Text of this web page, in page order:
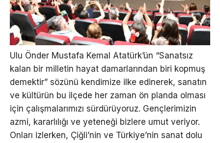
Ulu Önder Mustafa Kemal Atatürk’ün “Sanatsız
kalan bir milletin hayat damarlarından biri kopmuş
demektir” sözünü kendimize ilke edinerek, sanatın
ve kültürün bu ilçede her zaman ön planda olması
için çalışmalarımızı sürdürüyoruz. Gençlerimizin
azmi, kararlılığı ve yeteneği bizlere umut veriyor.
Onları izlerken, Çiğli’nin ve Türkiye’nin sanat dolu